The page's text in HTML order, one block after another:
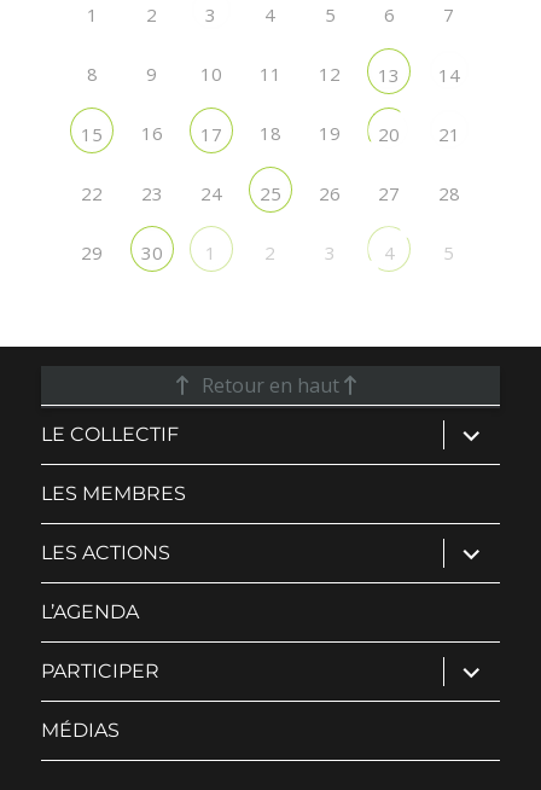
1 2 3 4 5 6 7
8 9 10 11 12 13 14
15 16 17 18 19 20 21
22 23 24 25 26 27 28
29 30 1 2 3 4 5
Retour en haut
LE COLLECTIF ouvrir
le
sous-
LES MEMBRES
LES ACTIONS ouvrir
le
sous-
L’AGENDA
PARTICIPER ouvrir
le
sous-
MÉDIAS